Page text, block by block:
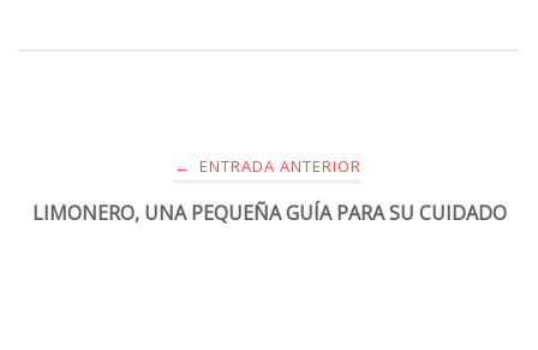
← ENTRADA ANTERIOR
LIMONERO, UNA PEQUEÑA GUÍA PARA SU CUIDADO